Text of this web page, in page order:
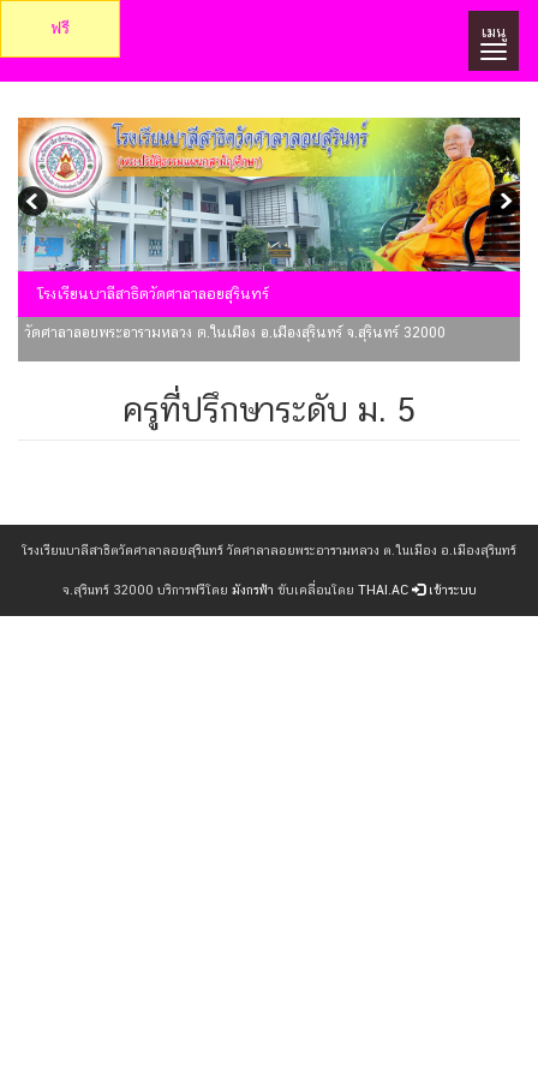
ฟรี เมนู
โรงเรียนบาลีสาธิตวัดศาลาลอยสุรินทร์
วัดศาลาลอยพระอารามหลวง ต.ในเมือง อ.เมืองสุรินทร์ จ.สุรินทร์ 32000
ครูที่ปรึกษาระดับ ม. 5
โรงเรียนบาลีสาธิตวัดศาลาลอยสุรินทร์ วัดศาลาลอยพระอารามหลวง ต.ในเมือง อ.เมืองสุรินทร์
จ.สุรินทร์ 32000 บริการฟรีโดย มังกรฟ้า ขับเคลื่อนโดย THAI.AC เข้าระบบ